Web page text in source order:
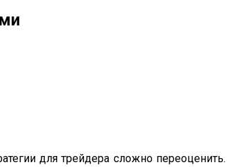
для трейдера сложно